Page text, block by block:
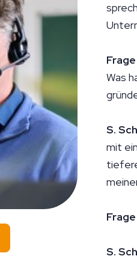
Frage
Was
S.
mit
Frage
S.